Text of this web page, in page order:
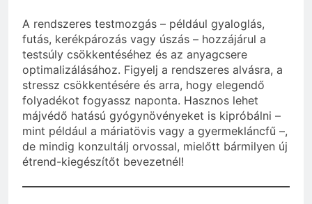
A rendszeres testmozgás – például gyaloglás,
futás, kerékpározás vagy úszás – hozzájárul a
testsúly csökkentéséhez és az anyagcsere
optimalizálásához. Figyelj a rendszeres alvásra, a
stressz csökkentésére és arra, hogy elegendő
folyadékot fogyassz naponta. Hasznos lehet
májvédő hatású gyógynövényeket is kipróbálni –
mint például a máriatövis vagy a gyermekláncfű –,
de mindig konzultálj orvossal, mielőtt bármilyen új
étrend-kiegészítőt bevezetnél!